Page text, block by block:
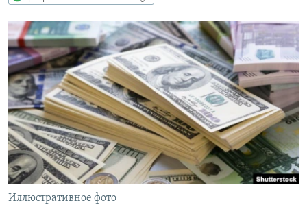
поиску
КАВКАЗ.РЕАЛИИ
СЕВЕР.РЕАЛИИ
СИБИРЬ.РЕАЛИИ
РАСПИСАНИЕ ВЕЩАНИЯ
ПОДПИШИТЕСЬ НА РАССЫЛКУ
СОЦИАЛЬНЫЕ СЕТИ
Иллюстративное фото